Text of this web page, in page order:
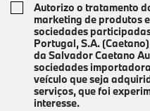
Autorizo o tratamento
marketing de produtos
sociedades
Portugal, S.A.
da Salvador Caetano
sociedades
veículo que seja
serviços, que foi
interesse.